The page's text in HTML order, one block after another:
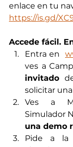
enlace en tu
https://is.gd/
Accede fácil.
Entra en
ves a
invitado
solicitar
Ves a
Simulador
una demo
Pide a la